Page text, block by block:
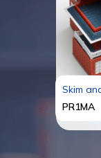
Skim
PR1MA